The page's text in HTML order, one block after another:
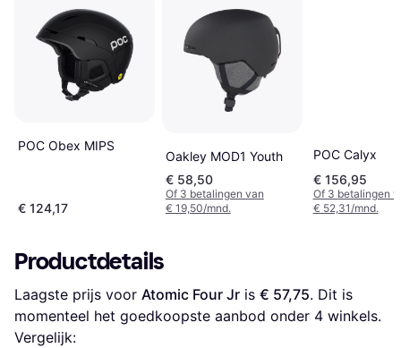
POC Obex MIPS
€ 124,17
Oakley MOD1 Youth
€ 58,50
Of 3 betalingen van
€ 19,50/mnd.
POC Calyx
€ 156,95
Of 3 betalingen
€ 52,31/mnd.
Productdetails
Laagste prijs voor Atomic Four Jr is € 57,75. Dit is
momenteel het goedkoopste aanbod onder 4 winkels.
Vergelijk: